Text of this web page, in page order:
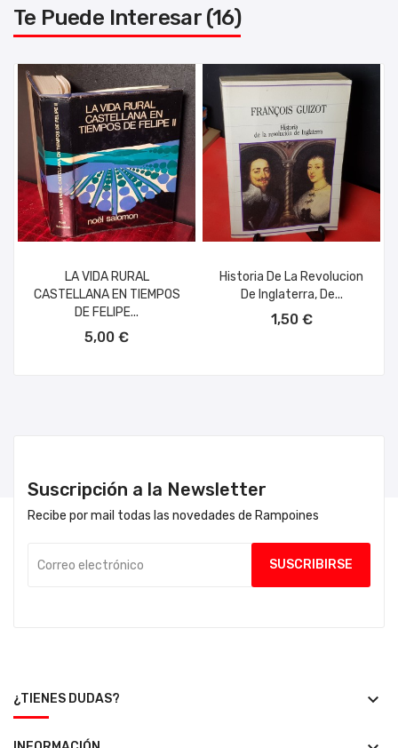
Te Puede Interesar (16)
LA VIDA RURAL
CASTELLANA EN TIEMPOS
DE FELIPE...
5,00 €
Historia De La Revolucion
De Inglaterra, De...
1,50 €
Suscripción a la Newsletter
Recibe por mail todas las novedades de Rampoines
¿TIENES DUDAS? keyboard_arrow_down